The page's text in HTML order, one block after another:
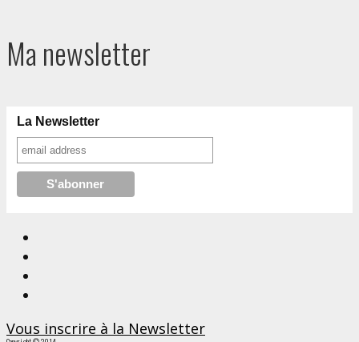
Ma newsletter
La Newsletter
Vous inscrire à la Newsletter